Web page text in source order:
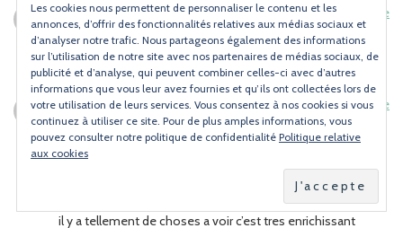
Laëti
Publié le16/01/2010 à 09:54
Répondre
Rho ça avait l’air drôlement chouette cette virée bretonne
soizic
Publié le17/01/2010 à 13:48
Répondre
Bravo pour etre a l’honneur sur canalblog, félicitations et
pour ce reportage de Binic cher a mon coeur des souvenirs
d’enfance ! j’ étais à Paimpol il y a 15 jours il faisait tres beau,
j’adore notre Bretagne !oui j’espere que tu reviendra un jour,
il y a tellement de choses a voir c’est tres enrichissant
Les cookies nous permettent de personnaliser le contenu et les
annonces, d’offrir des fonctionnalités relatives aux médias sociaux et
d’analyser notre trafic. Nous partageons également des informations
sur l’utilisation de notre site avec nos partenaires de médias sociaux, de
publicité et d’analyse, qui peuvent combiner celles-ci avec d’autres
informations que vous leur avez fournies et qu’ils ont collectées lors de
votre utilisation de leurs services. Vous consentez à nos cookies si vous
continuez à utiliser ce site. Pour de plus amples informations, vous
pouvez consulter notre politique de confidentialité Politique relative
aux cookies